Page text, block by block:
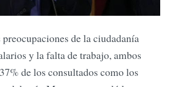
de la ciudadanía
y la falta de trabajo, ambos
de los consultados como los